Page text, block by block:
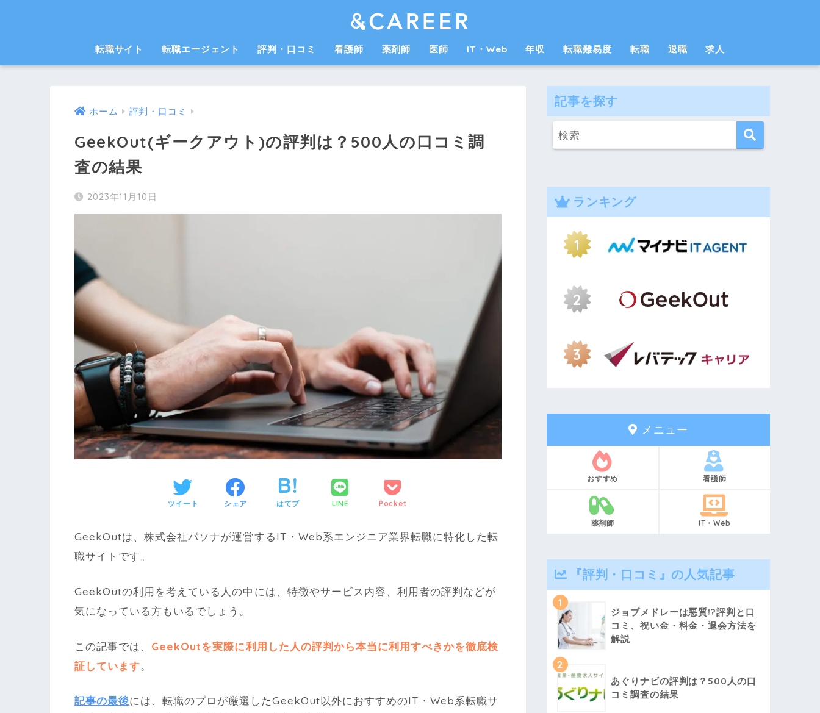
転職サイト 転職エージェント 評判・口コミ 看護師 薬剤師 医師 IT・Web 年収 転職難易度 転職 退職 求人
ホーム 評判・口コミ
GeekOut(ギークアウト)の評判は？500人の口コミ調
査の結果
2023年11月10日
ツイート シェア はてブ LINE Pocket
GeekOutは、株式会社パソナが運営するIT・Web系エンジニア業界転職に特化した転
職サイトです。
GeekOutの利用を考えている人の中には、特徴やサービス内容、利用者の評判などが
気になっている方もいるでしょう。
この記事では、 GeekOutを実際に利用した人の評判から本当に利用すべきかを徹底検
証しています。
記事の最後には、転職のプロが厳選したGeekOut以外におすすめのIT・Web系転職サ
記事を探す
ランキング
メニュー
おすすめ 看護師
薬剤師 IT・Web
『評判・口コミ』の人気記事
1
ジョブメドレーは悪質!?評判と口
コミ、祝い金・料金・退会方法を
解説
2
あぐりナビの評判は？500人の口
コミ調査の結果